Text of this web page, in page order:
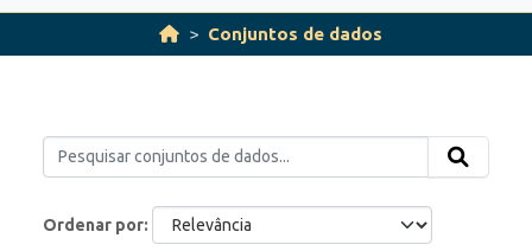
Conjuntos de dados
Ordenar por